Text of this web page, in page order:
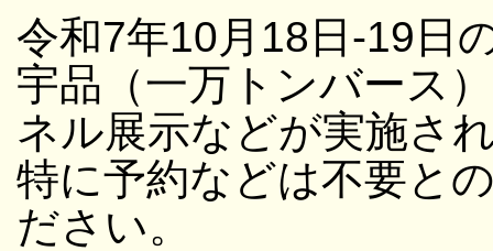
令和7年10月18日-19日
宇品（一万トンバース
ネル展示などが実施さ
特に予約などは不要と
ださい。